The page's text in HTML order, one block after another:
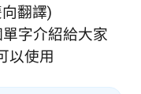
翻譯)
字介紹給大家
以使用